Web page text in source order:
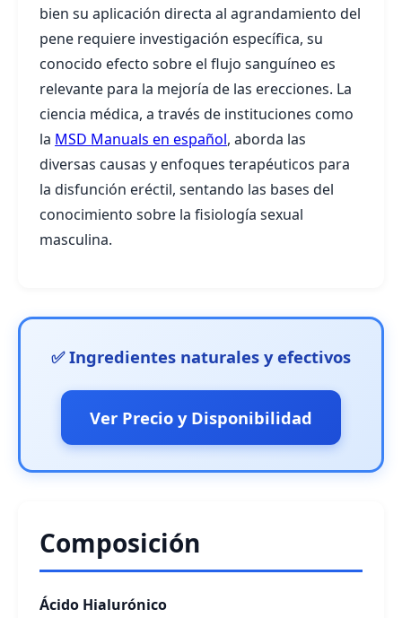
bien su aplicación directa al agrandamiento del
pene requiere investigación específica, su
conocido efecto sobre el flujo sanguíneo es
relevante para la mejoría de las erecciones. La
ciencia médica, a través de instituciones como
la MSD Manuals en español, aborda las
diversas causas y enfoques terapéuticos para
la disfunción eréctil, sentando las bases del
conocimiento sobre la fisiología sexual
masculina.
✅ Ingredientes naturales y efectivos
Ver Precio y Disponibilidad
Composición
Ácido Hialurónico